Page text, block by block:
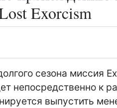
Exorcism
сезона миссия
непосредственно к
выпустить